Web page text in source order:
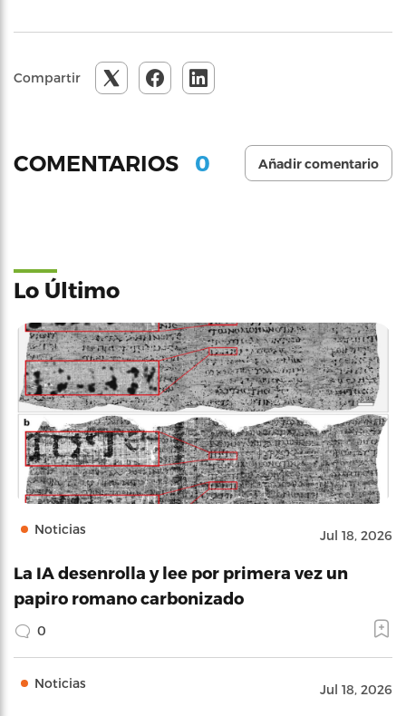
Compartir
COMENTARIOS 0 Añadir comentario
Lo Último
Noticias Jul 18, 2026
La IA desenrolla y lee por primera vez un
papiro romano carbonizado
0
Noticias Jul 18, 2026